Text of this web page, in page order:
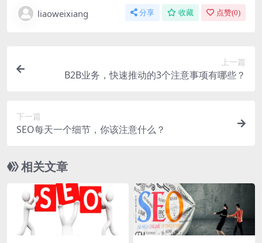
liaoweixiang 分享 收藏 点赞(0)
上一篇
B2B业务，快速推动的3个注意事项有哪些？
下一篇
SEO每天一个细节，你该注意什么？
相关文章